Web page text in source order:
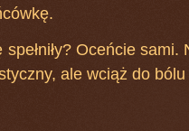
Oceńcie
ale wciąż do